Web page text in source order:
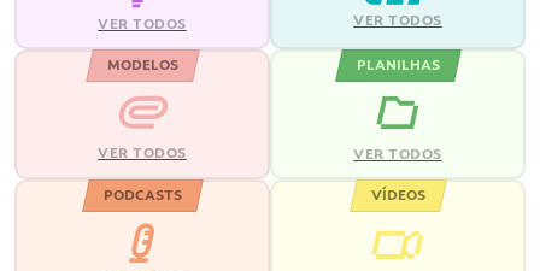
VER TODOS VER TODOS
MODELOS
VER TODOS
PLANILHAS
VER TODOS
PODCASTS VÍDEOS